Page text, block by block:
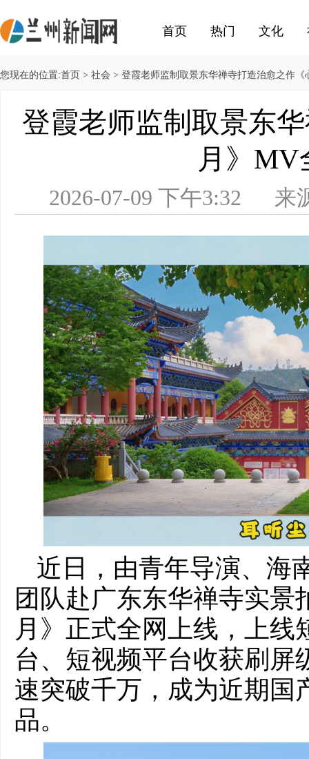
首页 热门 文化
您现在的位置:首页 > 社会 > 登霞老师监制取景东华禅寺打造治愈之作
登霞老师监制取景东
月》MV
2026-07-09 下午3:32
近日，由青年导演、海
团队赴广东东华禅寺实
月》正式全网上线，上
台、短视频平台收获刷屏
速突破千万，成为近期国
品。